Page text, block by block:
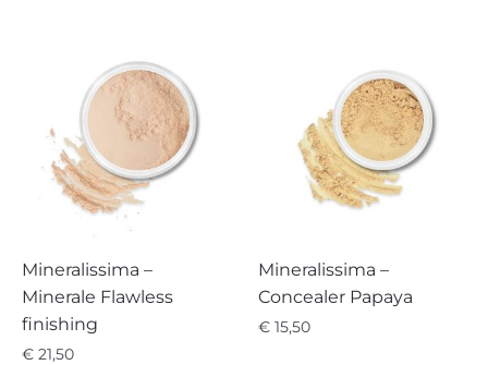
Mineralissima –
Minerale Flawless
finishing
€ 21,50
Mineralissima –
Concealer Papaya
€ 15,50